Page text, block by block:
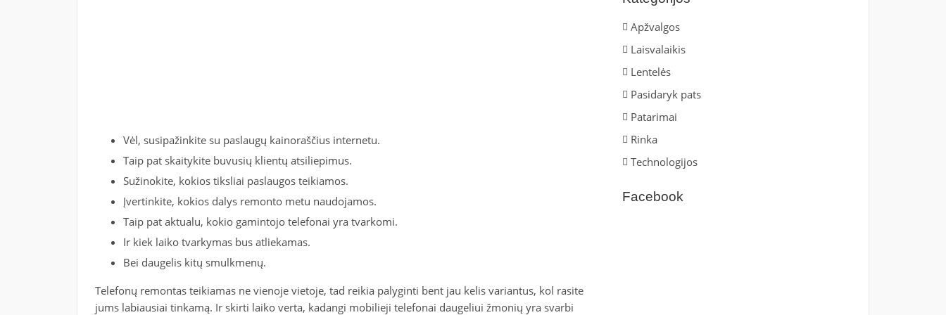
Vėl, susipažinkite su paslaugų kainoraščius internetu.
Taip pat skaitykite buvusių klientų atsiliepimus.
Sužinokite, kokios tiksliai paslaugos teikiamos.
Įvertinkite, kokios dalys remonto metu naudojamos.
Taip pat aktualu, kokio gamintojo telefonai yra tvarkomi.
Ir kiek laiko tvarkymas bus atliekamas.
Bei daugelis kitų smulkmenų.
Telefonų remontas teikiamas ne vienoje vietoje, tad reikia palyginti bent jau kelis variantus, kol rasite
jums labiausiai tinkamą. Ir skirti laiko verta, kadangi mobilieji telefonai daugeliui žmonių yra svarbi
Apžvalgos
Laisvalaikis
Lentelės
Pasidaryk pats
Patarimai
Rinka
Technologijos
Facebook